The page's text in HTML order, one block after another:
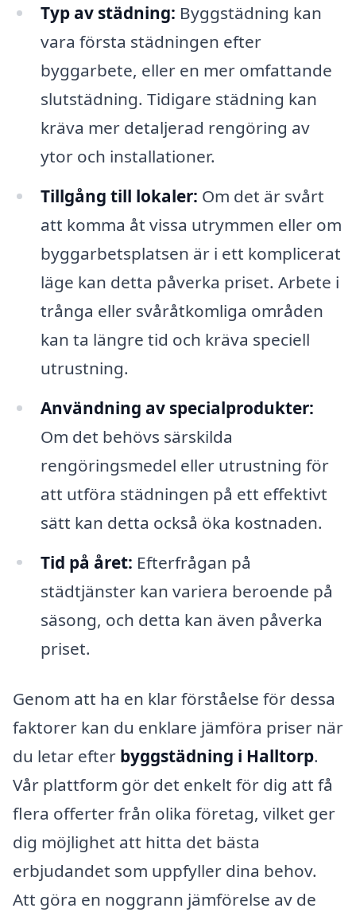
Typ av städning: Byggstädning kan
vara första städningen efter
byggarbete, eller en mer omfattande
slutstädning. Tidigare städning kan
kräva mer detaljerad rengöring av
ytor och installationer.
Tillgång till lokaler: Om det är svårt
att komma åt vissa utrymmen eller om
byggarbetsplatsen är i ett komplicerat
läge kan detta påverka priset. Arbete i
trånga eller svåråtkomliga områden
kan ta längre tid och kräva speciell
utrustning.
Användning av specialprodukter:
Om det behövs särskilda
rengöringsmedel eller utrustning för
att utföra städningen på ett effektivt
sätt kan detta också öka kostnaden.
Tid på året: Efterfrågan på
städtjänster kan variera beroende på
säsong, och detta kan även påverka
priset.
Genom att ha en klar förståelse för dessa
faktorer kan du enklare jämföra priser när
du letar efter byggstädning i Halltorp.
Vår plattform gör det enkelt för dig att få
flera offerter från olika företag, vilket ger
dig möjlighet att hitta det bästa
erbjudandet som uppfyller dina behov.
Att göra en noggrann jämförelse av de